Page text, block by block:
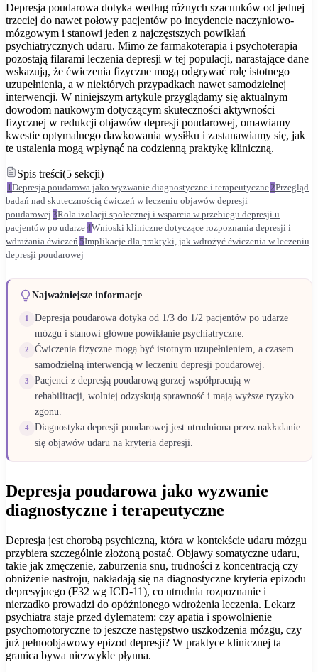
Depresja poudarowa dotyka według różnych szacunków od jednej
trzeciej do nawet połowy pacjentów po incydencie naczyniowo-
mózgowym i stanowi jeden z najczęstszych powikłań
psychiatrycznych udaru. Mimo że farmakoterapia i psychoterapia
pozostają filarami leczenia depresji w tej populacji, narastające dane
wskazują, że ćwiczenia fizyczne mogą odgrywać rolę istotnego
uzupełnienia, a w niektórych przypadkach nawet samodzielnej
interwencji. W niniejszym artykule przyglądamy się aktualnym
dowodom naukowym dotyczącym skuteczności aktywności
fizycznej w redukcji objawów depresji poudarowej, omawiamy
kwestie optymalnego dawkowania wysiłku i zastanawiamy się, jak
te ustalenia mogą wpłynąć na codzienną praktykę kliniczną.
Spis treści(5 sekcji)
1 Depresja poudarowa jako wyzwanie diagnostyczne i terapeutyczne 2Przegląd
badań nad skutecznością ćwiczeń w leczeniu objawów depresji
poudarowej 3Rola izolacji społecznej i wsparcia w przebiegu depresji u
pacjentów po udarze4Wnioski kliniczne dotyczące rozpoznania depresji i
wdrażania ćwiczeń 5Implikacje dla praktyki, jak wdrożyć ćwiczenia w leczeniu
depresji poudarowej
Najważniejsze informacje
1
Depresja poudarowa dotyka od 1/3 do 1/2 pacjentów po udarze
mózgu i stanowi główne powikłanie psychiatryczne.
2
Ćwiczenia fizyczne mogą być istotnym uzupełnieniem, a czasem
samodzielną interwencją w leczeniu depresji poudarowej.
3
Pacjenci z depresją poudarową gorzej współpracują w
rehabilitacji, wolniej odzyskują sprawność i mają wyższe ryzyko
zgonu.
4
Diagnostyka depresji poudarowej jest utrudniona przez nakładanie
się objawów udaru na kryteria depresji.
Depresja poudarowa jako wyzwanie
diagnostyczne i terapeutyczne
Depresja jest chorobą psychiczną, która w kontekście udaru mózgu
przybiera szczególnie złożoną postać. Objawy somatyczne udaru,
takie jak zmęczenie, zaburzenia snu, trudności z koncentracją czy
obniżenie nastroju, nakładają się na diagnostyczne kryteria epizodu
depresyjnego (F32 wg ICD-11), co utrudnia rozpoznanie i
nierzadko prowadzi do opóźnionego wdrożenia leczenia. Lekarz
psychiatra staje przed dylematem: czy apatia i spowolnienie
psychomotoryczne to jeszcze następstwo uszkodzenia mózgu, czy
już pełnoobjawowy epizod depresji? W praktyce klinicznej ta
granica bywa niezwykle płynna.